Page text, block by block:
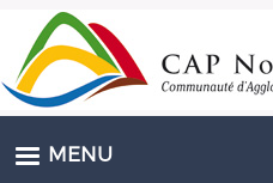
Aller au contenu principal
MENU